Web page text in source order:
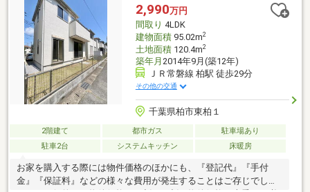
2,990万円
間取り 4LDK
建物面積95.02m2
土地面積120.4m2
築年月 2014年9月(築12年)
ＪＲ常磐線 柏駅 徒歩29分
その他の交通
千葉県柏市東柏１
2階建て 都市ガス
駐車場あり
駐車2台
システムキッチン 床暖房
お家を購入する際には物件価格のほかにも、『登記代』『手付
金』『保証料』などの様々な費用が発生することはご存じでしょ